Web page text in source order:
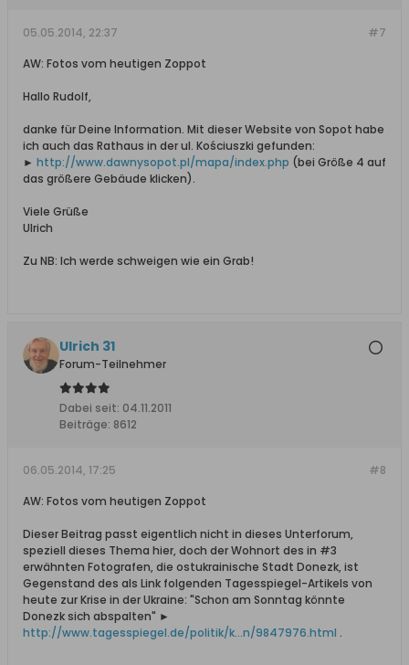
#7
05.05.2014, 22:37
AW: Fotos vom heutigen Zoppot
Hallo Rudolf,
danke für Deine Information. Mit dieser Website von Sopot habe
ich auch das Rathaus in der ul. Kościuszki gefunden:
► http://www.dawnysopot.pl/mapa/index.php (bei Größe 4 auf
das größere Gebäude klicken).
Viele Grüße
Ulrich
Zu NB: Ich werde schweigen wie ein Grab!
Ulrich 31
Forum-Teilnehmer
Dabei seit: 04.11.2011
Beiträge: 8612
#8
06.05.2014, 17:25
AW: Fotos vom heutigen Zoppot
Dieser Beitrag passt eigentlich nicht in dieses Unterforum,
speziell dieses Thema hier, doch der Wohnort des in #3
erwähnten Fotografen, die ostukrainische Stadt Donezk, ist
Gegenstand des als Link folgenden Tagesspiegel-Artikels von
heute zur Krise in der Ukraine: "Schon am Sonntag könnte
Donezk sich abspalten" ►
http://www.tagesspiegel.de/politik/k...n/9847976.html .